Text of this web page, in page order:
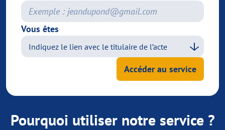
Vous êtes
Accéder au service
Pourquoi utiliser notre service ?